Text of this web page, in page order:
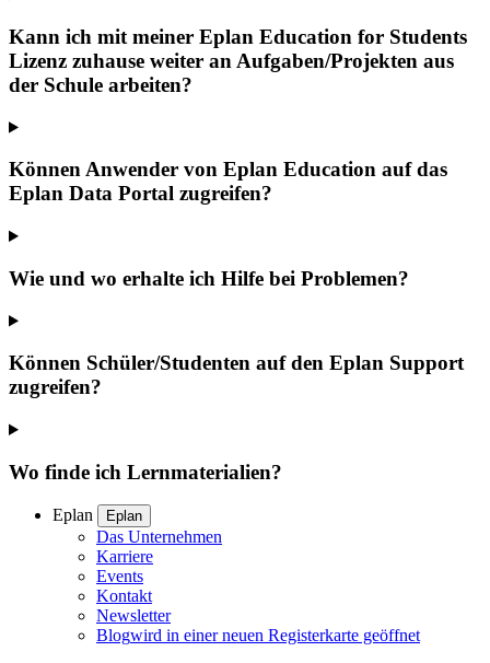
Kann ich mit meiner Eplan Education for Students
Lizenz zuhause weiter an Aufgaben/Projekten aus
der Schule arbeiten?
Können Anwender von Eplan Education auf das
Eplan Data Portal zugreifen?
Wie und wo erhalte ich Hilfe bei Problemen?
Können Schüler/Studenten auf den Eplan Support
zugreifen?
Wo finde ich Lernmaterialien?
Eplan Eplan
Das Unternehmen
Karriere
Events
Kontakt
Newsletter
Blogwird in einer neuen Registerkarte geöffnet